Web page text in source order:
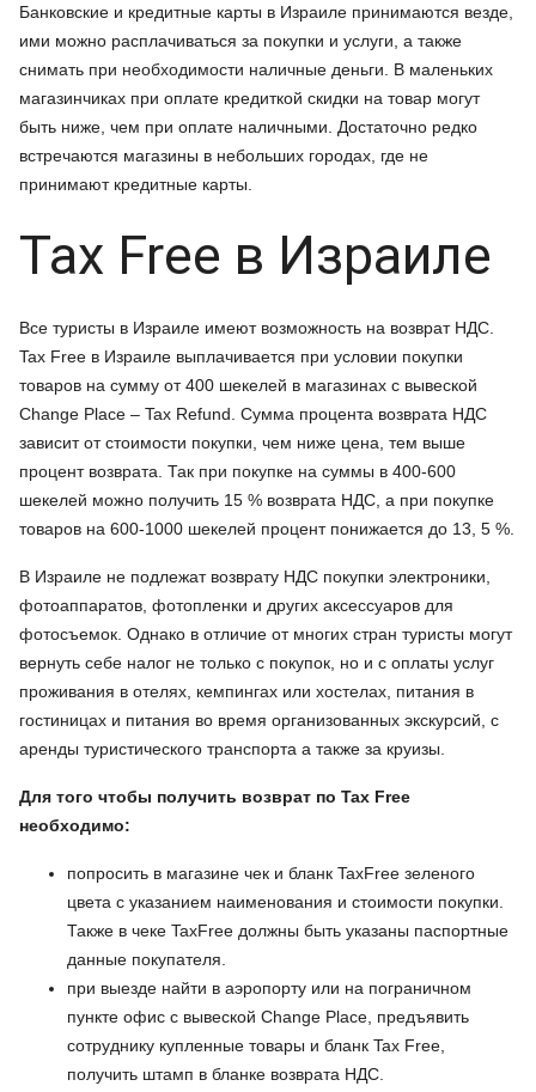
Банковские и кредитные карты в Израиле принимаются везде,
ими можно расплачиваться за покупки и услуги, а также
снимать при необходимости наличные деньги. В маленьких
магазинчиках при оплате кредиткой скидки на товар могут
быть ниже, чем при оплате наличными. Достаточно редко
встречаются магазины в небольших городах, где не
принимают кредитные карты.
Tax Free в Израиле
Все туристы в Израиле имеют возможность на возврат НДС.
Tax Free в Израиле выплачивается при условии покупки
товаров на сумму от 400 шекелей в магазинах с вывеской
Change Place – Tax Refund. Сумма процента возврата НДС
зависит от стоимости покупки, чем ниже цена, тем выше
процент возврата. Так при покупке на суммы в 400-600
шекелей можно получить 15 % возврата НДС, а при покупке
товаров на 600-1000 шекелей процент понижается до 13, 5 %.
В Израиле не подлежат возврату НДС покупки электроники,
фотоаппаратов, фотопленки и других аксессуаров для
фотосъемок. Однако в отличие от многих стран туристы могут
вернуть себе налог не только с покупок, но и с оплаты услуг
проживания в отелях, кемпингах или хостелах, питания в
гостиницах и питания во время организованных экскурсий, с
аренды туристического транспорта а также за круизы.
Для того чтобы получить возврат по Tax Free
необходимо:
попросить в магазине чек и бланк TaxFree зеленого
цвета с указанием наименования и стоимости покупки.
Также в чеке TaxFree должны быть указаны паспортные
данные покупателя.
при выезде найти в аэропорту или на пограничном
пункте офис с вывеской Change Place, предъявить
сотруднику купленные товары и бланк Tax Free,
получить штамп в бланке возврата НДС.